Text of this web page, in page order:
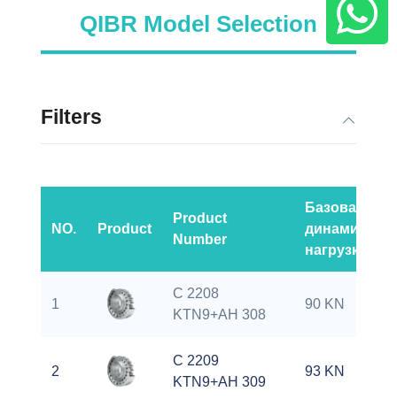
QIBR Model Selection
Filters
NO. Product
Product
Number
Базовая
нагрузка
1
C 2208
KTN9+AH 308
90 KN
2
C 2209
KTN9+AH 309
93 KN